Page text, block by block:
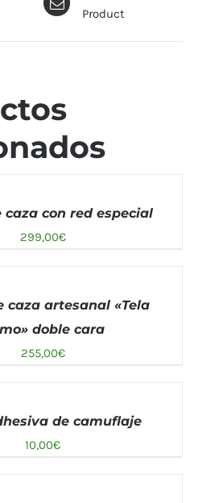
Product
caza con red especial
299,00€
caza artesanal «Tela
doble cara
255,00€
de camuflaje
10,00€